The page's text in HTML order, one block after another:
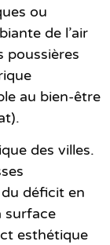
ou
de l’air
poussières
au bien-être
des villes.
déficit en
surface
esthétique